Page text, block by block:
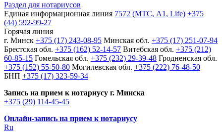
Раздел для нотариусов
Единая информационная линия 7572 (МТС, A1, Life) +375
(44) 592-99-27
Горячая линия
г. Минск +375 (17) 243-08-95 Минская обл. +375 (17) 251-07-94
Брестская обл. +375 (162) 52-14-57 Витебская обл. +375 (212)
60-85-15 Гомельская обл. +375 (232) 29-39-48 Гродненская обл.
+375 (152) 55-50-80 Могилевская обл. +375 (222) 76-48-50
БНП +375 (17) 323-59-34
Запись на прием к нотариусу г. Минска
+375 (29) 114-45-45
Онлайн-запись на прием к нотариусу
Ru